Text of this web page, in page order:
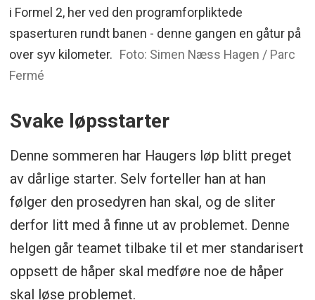
i Formel 2, her ved den programforpliktede
spaserturen rundt banen - denne gangen en gåtur på
over syv kilometer. Foto: Simen Næss Hagen / Parc
Fermé
Svake løpsstarter
Denne sommeren har Haugers løp blitt preget
av dårlige starter. Selv forteller han at han
følger den prosedyren han skal, og de sliter
derfor litt med å finne ut av problemet. Denne
helgen går teamet tilbake til et mer standarisert
oppsett de håper skal medføre noe de håper
skal løse problemet.